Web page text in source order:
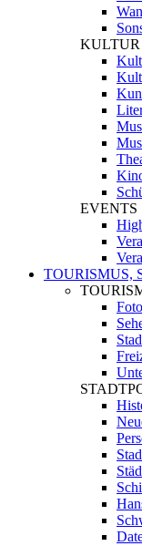
KULTUR
EVENTS
TOURISMUS,